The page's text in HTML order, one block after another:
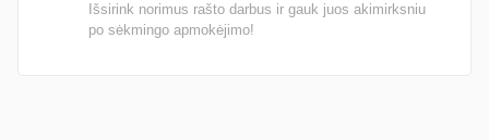
Išsirink norimus rašto darbus ir gauk juos akimirksniu
po sėkmingo apmokėjimo!